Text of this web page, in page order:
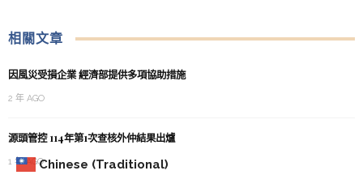
Chinese (Traditional)
相關文章
因風災受損企業 經濟部提供多項協助措施
2 年 AGO
源頭管控 114年第1次查核外仲結果出爐
1 年 AGO